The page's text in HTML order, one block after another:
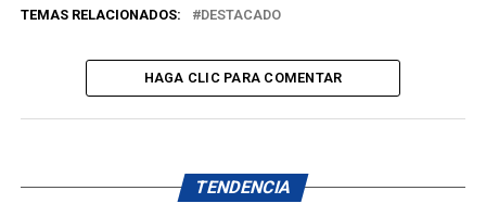
TEMAS RELACIONADOS: DESTACADO
HAGA CLIC PARA COMENTAR
TENDENCIA